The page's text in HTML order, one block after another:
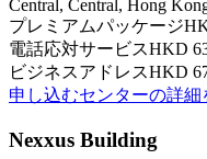
Central, Central, Hong
プレミアムパッケージ
電話応対サービスHKD
ビジネスアドレスHKD
申し込むセンターの詳細
Nexxus Building